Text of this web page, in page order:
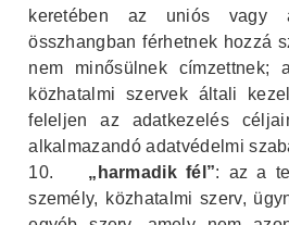
keretében az uniós vagy
összhangban férhetnek hozzá
nem minősülnek címzettnek;
közhatalmi szervek általi
feleljen az adatkezelés
alkalmazandó adatvédelmi
10.
„harmadik fél”: az a
személy, közhatalmi szerv,